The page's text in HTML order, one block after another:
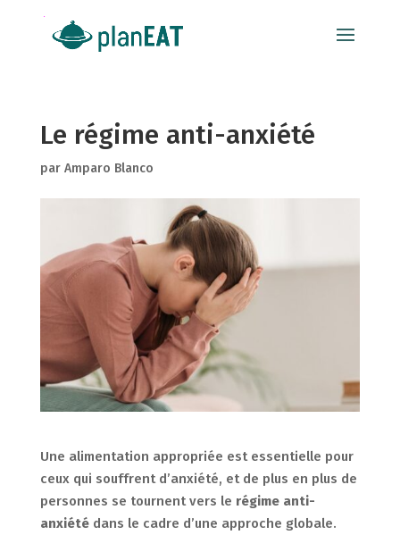
Le régime anti-anxiété
par Amparo Blanco
Une alimentation appropriée est essentielle pour
ceux qui souffrent d’anxiété, et de plus en plus de
personnes se tournent vers le régime anti-
anxiétédans le cadre d’une approche globale.